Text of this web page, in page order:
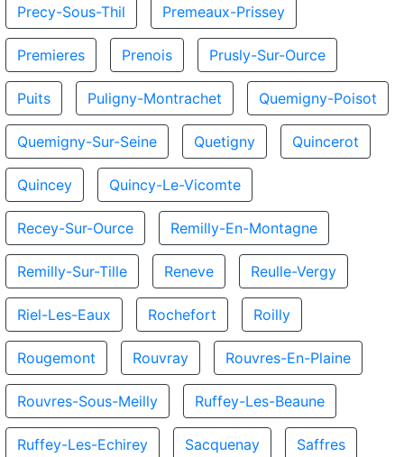
Precy-Sous-Thil Premeaux-Prissey
Premieres Prenois Prusly-Sur-Ource
Puits Puligny-Montrachet Quemigny-Poisot
Quemigny-Sur-Seine Quetigny Quincerot
Quincey Quincy-Le-Vicomte
Recey-Sur-Ource Remilly-En-Montagne
Remilly-Sur-Tille Reneve Reulle-Vergy
Riel-Les-Eaux Rochefort Roilly
Rougemont Rouvray Rouvres-En-Plaine
Rouvres-Sous-Meilly Ruffey-Les-Beaune
Ruffey-Les-Echirey Sacquenay Saffres